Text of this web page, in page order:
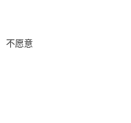
不愿意